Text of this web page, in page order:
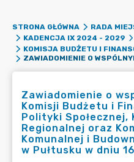
STRONA GŁÓWNA
RADA
KADENCJA IX 2024 - 2029
KOMISJA BUDŻETU I
Zawiadomienie o
Komisji Budżetu i
Polityki Społecznej,
Regionalnej oraz
Komunalnej i
w Pułtusku w dniu